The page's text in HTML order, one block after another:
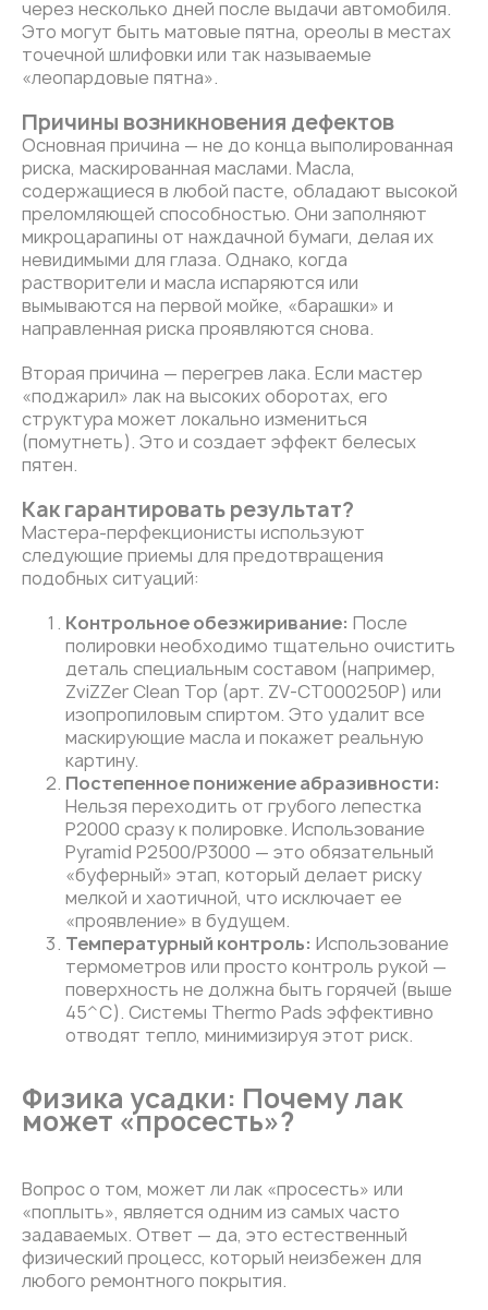
через несколько дней после выдачи автомобиля.
Это могут быть матовые пятна, ореолы в местах
точечной шлифовки или так называемые
«леопардовые пятна».
Причины возникновения дефектов
Основная причина — не до конца выполированная
риска, маскированная маслами. Масла,
содержащиеся в любой пасте, обладают высокой
преломляющей способностью. Они заполняют
микроцарапины от наждачной бумаги, делая их
невидимыми для глаза. Однако, когда
растворители и масла испаряются или
вымываются на первой мойке, «барашки» и
направленная риска проявляются снова.
Вторая причина — перегрев лака. Если мастер
«поджарил» лак на высоких оборотах, его
структура может локально измениться
(помутнеть). Это и создает эффект белесых
пятен.
Как гарантировать результат?
Мастера-перфекционисты используют
следующие приемы для предотвращения
подобных ситуаций:
Контрольное обезжиривание: После
полировки необходимо тщательно очистить
деталь специальным составом (например,
ZviZZer Clean Top (арт. ZV-CT000250P) или
изопропиловым спиртом. Это удалит все
маскирующие масла и покажет реальную
картину.
Постепенное понижение абразивности:
Нельзя переходить от грубого лепестка
P2000 сразу к полировке. Использование
Pyramid P2500/Р3000 — это обязательный
«буферный» этап, который делает риску
мелкой и хаотичной, что исключает ее
«проявление» в будущем.
Температурный контроль: Использование
термометров или просто контроль рукой —
поверхность не должна быть горячей (выше
45^C). Системы Thermo Pads эффективно
отводят тепло, минимизируя этот риск.
Физика усадки: Почему лак
может «просесть»?
Вопрос о том, может ли лак «просесть» или
«поплыть», является одним из самых часто
задаваемых. Ответ — да, это естественный
физический процесс, который неизбежен для
любого ремонтного покрытия.